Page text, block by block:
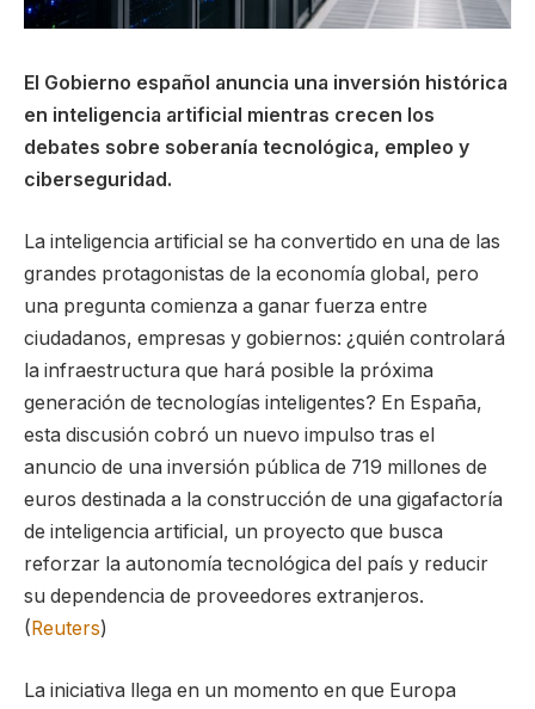
El Gobierno español anuncia una inversión histórica
en inteligencia artificial mientras crecen los
debates sobre soberanía tecnológica, empleo y
ciberseguridad.
La inteligencia artificial se ha convertido en una de las
grandes protagonistas de la economía global, pero
una pregunta comienza a ganar fuerza entre
ciudadanos, empresas y gobiernos: ¿quién controlará
la infraestructura que hará posible la próxima
generación de tecnologías inteligentes? En España,
esta discusión cobró un nuevo impulso tras el
anuncio de una inversión pública de 719 millones de
euros destinada a la construcción de una gigafactoría
de inteligencia artificial, un proyecto que busca
reforzar la autonomía tecnológica del país y reducir
su dependencia de proveedores extranjeros.
(Reuters)
La iniciativa llega en un momento en que Europa